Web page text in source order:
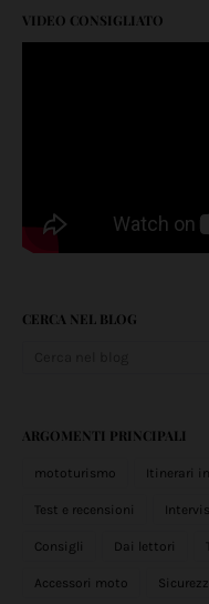
VIDEO CONSIGLIATO
CERCA NEL BLOG
ARGOMENTI PRINCIPALI
mototurismo Itinerari
Test e recensioni
Consigli Dai lettori
Accessori moto